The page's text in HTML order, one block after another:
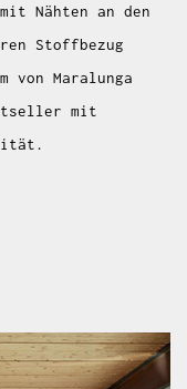
Nähten an den
Stoffbezug
von Maralunga
mit